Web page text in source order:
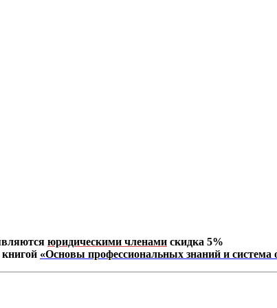
юридическими членами скидка 5%
«Основы профессиональных знаний и